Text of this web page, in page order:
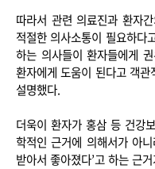
따라서 관련 의료진과 환자
적절한 의사소통이 필요하다
하는 의사들이 환자들에게
환자에게 도움이 된다고 객
설명했다.
더욱이 환자가 홍삼 등 건강
학적인 근거에 의해서가 아
받아서 좋아졌다’고 하는 근